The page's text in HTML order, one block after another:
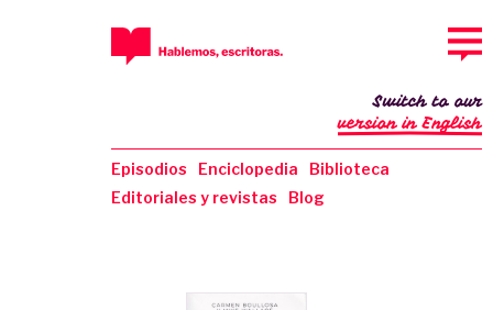
Episodios Enciclopedia
Biblioteca
Editoriales y revistas
Blog
Switch to our
version in English